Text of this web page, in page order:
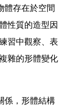
體存在於空間
性質的造型因
習中觀察、表
雜的形體變化
係，形體結構